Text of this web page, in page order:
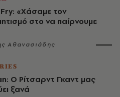
«Χάσαμε τον
στο να παίρνουμε
Αθανασιάδης
Ο Ρίτσαρντ Γκαντ μας
ξανά